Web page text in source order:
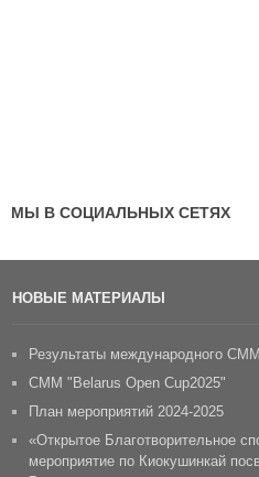
МЫ В СОЦИАЛЬНЫХ СЕТЯХ
НОВЫЕ МАТЕРИАЛЫ
Результаты международного
CММ "Belarus Open Cup2025"
План мероприятий 2024-2025
«Открытое Благотворительное
мероприятие по Киокушинкай